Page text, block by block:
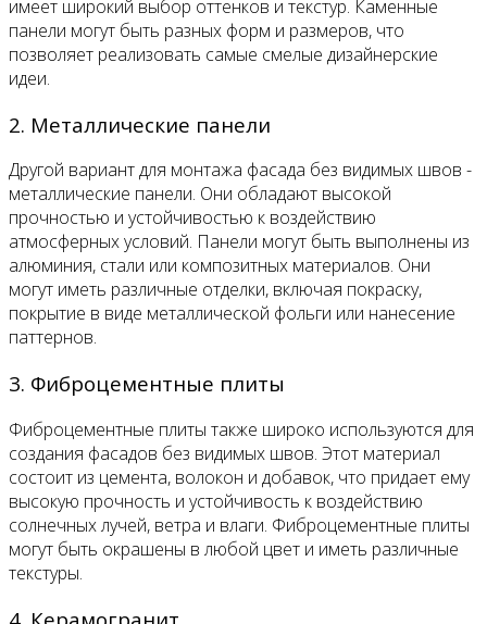
имеет широкий выбор оттенков и текстур. Каменные
панели могут быть разных форм и размеров, что
позволяет реализовать самые смелые дизайнерские
идеи.
2. Металлические панели
Другой вариант для монтажа фасада без видимых швов -
металлические панели. Они обладают высокой
прочностью и устойчивостью к воздействию
атмосферных условий. Панели могут быть выполнены из
алюминия, стали или композитных материалов. Они
могут иметь различные отделки, включая покраску,
покрытие в виде металлической фольги или нанесение
паттернов.
3. Фиброцементные плиты
Фиброцементные плиты также широко используются для
создания фасадов без видимых швов. Этот материал
состоит из цемента, волокон и добавок, что придает ему
высокую прочность и устойчивость к воздействию
солнечных лучей, ветра и влаги. Фиброцементные плиты
могут быть окрашены в любой цвет и иметь различные
текстуры.